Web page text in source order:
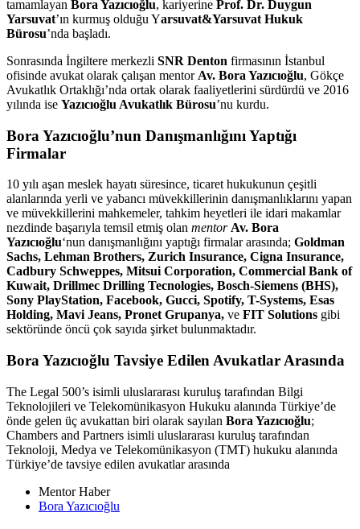
tamamlayan Bora Yazıcıoğlu, kariyerine Prof. Dr. Duygun
Yarsuvat’ın kurmuş olduğu Yarsuvat&Yarsuvat Hukuk
Bürosu’nda başladı.
Sonrasında İngiltere merkezli SNR Denton firmasının İstanbul
ofisinde avukat olarak çalışan mentor Av. Bora Yazıcıoğlu, Gökçe
Avukatlık Ortaklığı’nda ortak olarak faaliyetlerini sürdürdü ve 2016
yılında ise Yazıcıoğlu Avukatlık Bürosu’nu kurdu.
Bora Yazıcıoğlu’nun Danışmanlığını Yaptığı
Firmalar
10 yılı aşan meslek hayatı süresince, ticaret hukukunun çeşitli
alanlarında yerli ve yabancı müvekkillerinin danışmanlıklarını yapan
ve müvekkillerini mahkemeler, tahkim heyetleri ile idari makamlar
nezdinde başarıyla temsil etmiş olan mentor Av. Bora
Yazıcıoğlu‘nun danışmanlığını yaptığı firmalar arasında; Goldman
Sachs, Lehman Brothers, Zurich Insurance, Cigna Insurance,
Cadbury Schweppes, Mitsui Corporation, Commercial Bank of
Kuwait, Drillmec Drilling Tecnologies, Bosch-Siemens (BHS),
Sony PlayStation, Facebook, Gucci, Spotify, T-Systems, Esas
Holding, Mavi Jeans, Pronet Grupanya, ve FIT Solutions gibi
sektöründe öncü çok sayıda şirket bulunmaktadır.
Bora Yazıcıoğlu Tavsiye Edilen Avukatlar Arasında
The Legal 500’s isimli uluslararası kuruluş tarafından Bilgi
Teknolojileri ve Telekomünikasyon Hukuku alanında Türkiye’de
önde gelen üç avukattan biri olarak sayılan Bora Yazıcıoğlu;
Chambers and Partners isimli uluslararası kuruluş tarafından
Teknoloji, Medya ve Telekomünikasyon (TMT) hukuku alanında
Türkiye’de tavsiye edilen avukatlar arasında
Mentor Haber
Bora Yazıcıoğlu